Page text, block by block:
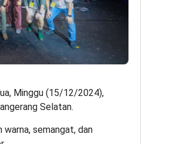
Minggu (15/12/2024),
Selatan.
warna, semangat, dan